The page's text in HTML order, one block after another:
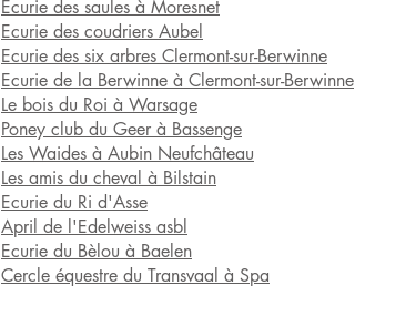
Ecurie des saules à Moresnet
Ecurie des coudriers Aubel
Ecurie des six arbres Clermont-sur-Berwinne
Ecurie de la Berwinne à Clermont-sur-Berwinne
Le bois du Roi à Warsage
Poney club du Geer à Bassenge
Les Waides à Aubin Neufchâteau
Les amis du cheval à Bilstain
Ecurie du Ri d'Asse
April de l'Edelweiss asbl
Ecurie du Bèlou à Baelen
Cercle équestre du Transvaal à Spa